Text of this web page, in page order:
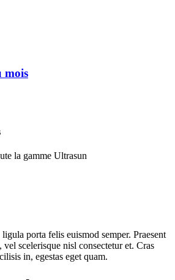
mois
la gamme Ultrasun
porta felis euismod semper. Praesent
scelerisque nisl consectetur et. Cras
in, egestas eget quam.